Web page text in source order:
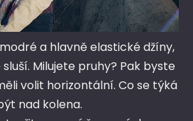
a hlavně elastické džíny,
Milujete pruhy? Pak byste
volit horizontální. Co se týká
nad kolena.